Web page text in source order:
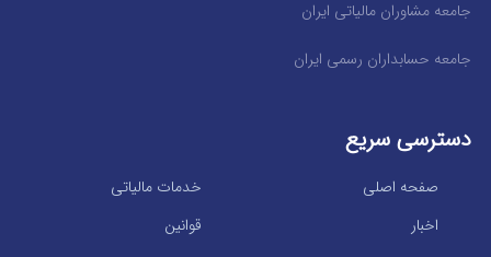
جامعه مشاوران مالیاتی ایران
جامعه حسابداران رسمی ایران
دسترسی سریع
خدمات مالیاتی
صفحه اصلی
قوانین
اخبار